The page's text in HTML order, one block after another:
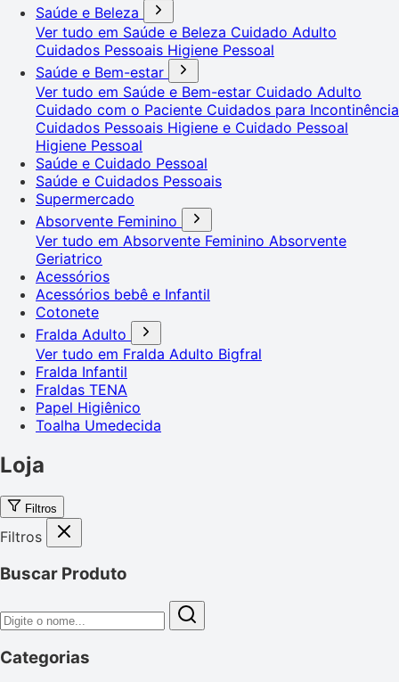
Saúde e Beleza
Ver tudo em Saúde e Beleza Cuidado Adulto
Cuidados Pessoais Higiene Pessoal
Saúde e Bem-estar
Ver tudo em Saúde e Bem-estar Cuidado Adulto
Cuidado com o Paciente Cuidados para Incontinência
Cuidados Pessoais Higiene e Cuidado Pessoal
Higiene Pessoal
Saúde e Cuidado Pessoal
Saúde e Cuidados Pessoais
Supermercado
Absorvente Feminino
Ver tudo em Absorvente Feminino Absorvente
Geriatrico
Acessórios
Acessórios bebê e Infantil
Cotonete
Fralda Adulto
Ver tudo em Fralda Adulto Bigfral
Fralda Infantil
Fraldas TENA
Papel Higiênico
Toalha Umedecida
Loja
Filtros
Filtros
Buscar Produto
Categorias